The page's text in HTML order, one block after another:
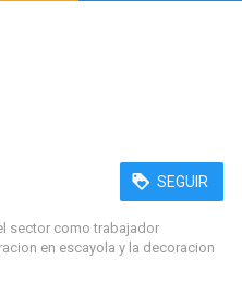
SEGUIR
sector como trabajador
en escayola y la decoracion